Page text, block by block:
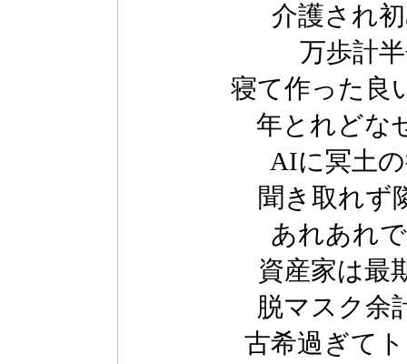
介護され
万歩計
寝て作った良
年とれどな
AIに冥土
聞き取れず
あれあれ
資産家は最
脱マスク余
古希過ぎて